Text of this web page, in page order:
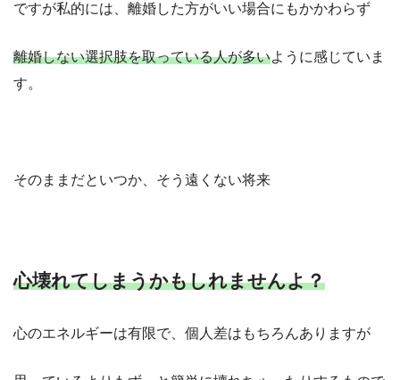
ですが私的には、離婚した方がいい場合にもかかわらず
離婚しない選択肢を取っている人が多いように感じていま
す。
そのままだといつか、そう遠くない将来
心壊れてしまうかもしれませんよ？
心のエネルギーは有限で、個人差はもちろんありますが